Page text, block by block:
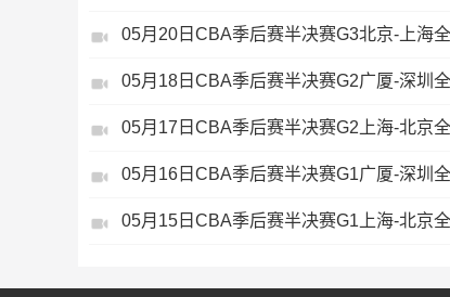
05月20日CBA季后赛半决赛G3北京-上海
05月18日CBA季后赛半决赛G2广厦-深圳
05月17日CBA季后赛半决赛G2上海-北京
05月16日CBA季后赛半决赛G1广厦-深圳
05月15日CBA季后赛半决赛G1上海-北京